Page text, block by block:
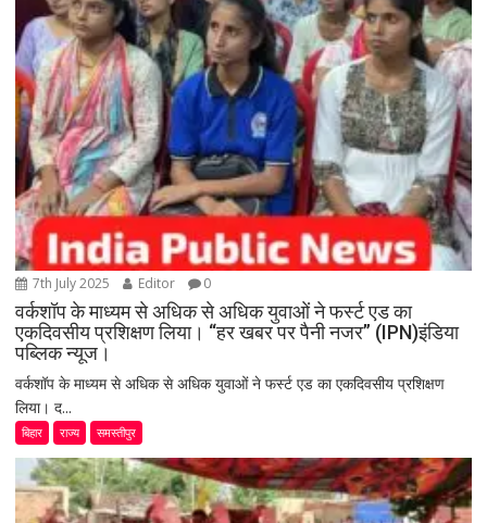
7th July 2025 Editor 0
वर्कशॉप के माध्यम से अधिक से अधिक युवाओं ने फर्स्ट एड का
एकदिवसीय प्रशिक्षण लिया। “हर खबर पर पैनी नजर” (IPN)इंडिया
पब्लिक न्यूज।
वर्कशॉप के माध्यम से अधिक से अधिक युवाओं ने फर्स्ट एड का एकदिवसीय प्रशिक्षण
लिया। द...
बिहार राज्य समस्तीपुर